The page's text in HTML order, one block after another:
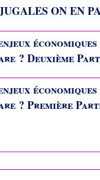
ON EN
? Deuxième
? Première